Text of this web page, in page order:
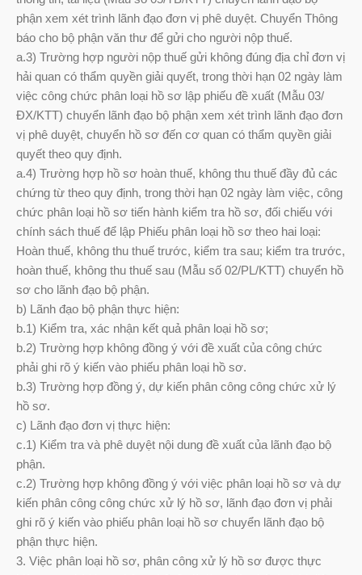
phận xem xét trình lãnh đạo đơn vị phê duyệt. Chuyển Thông
báo cho bộ phận văn thư để gửi cho người nộp thuế.
a.3) Trường hợp người nộp thuế gửi không đúng địa chỉ đơn vị
hải quan có thẩm quyền giải quyết, trong thời hạn 02 ngày làm
việc công chức phân loại hồ sơ lập phiếu đề xuất (Mẫu 03/
ĐX/KTT) chuyển lãnh đạo bộ phận xem xét trình lãnh đạo đơn
vị phê duyệt, chuyển hồ sơ đến cơ quan có thẩm quyền giải
quyết theo quy định.
a.4) Trường hợp hồ sơ hoàn thuế, không thu thuế đầy đủ các
chứng từ theo quy định, trong thời hạn 02 ngày làm việc, công
chức phân loại hồ sơ tiến hành kiểm tra hồ sơ, đối chiếu với
chính sách thuế để lập Phiếu phân loại hồ sơ theo hai loại:
Hoàn thuế, không thu thuế trước, kiểm tra sau; kiểm tra trước,
hoàn thuế, không thu thuế sau (Mẫu số 02/PL/KTT) chuyển hồ
sơ cho lãnh đạo bộ phận.
b) Lãnh đạo bộ phận thực hiện:
b.1) Kiểm tra, xác nhận kết quả phân loại hồ sơ;
b.2) Trường hợp không đồng ý với đề xuất của công chức
phải ghi rõ ý kiến vào phiếu phân loại hồ sơ.
b.3) Trường hợp đồng ý, dự kiến phân công công chức xử lý
hồ sơ.
c) Lãnh đạo đơn vị thực hiện:
c.1) Kiểm tra và phê duyệt nội dung đề xuất của lãnh đạo bộ
phận.
c.2) Trường hợp không đồng ý với việc phân loại hồ sơ và dự
kiến phân công công chức xử lý hồ sơ, lãnh đạo đơn vị phải
ghi rõ ý kiến vào phiếu phân loại hồ sơ chuyển lãnh đạo bộ
phận thực hiện.
3. Việc phân loại hồ sơ, phân công xử lý hồ sơ được thực